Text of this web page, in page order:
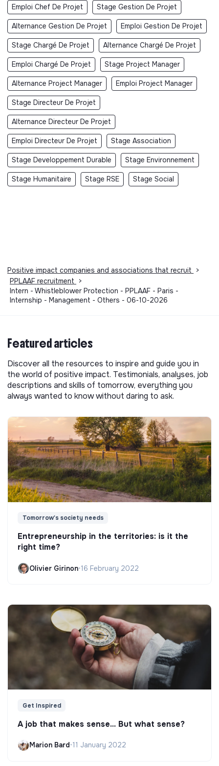
Emploi Chef De Projet Stage Gestion De Projet
Alternance Gestion De Projet Emploi Gestion De Projet
Stage Chargé De Projet Alternance Chargé De Projet
Emploi Chargé De Projet Stage Project Manager
Alternance Project Manager Emploi Project Manager
Stage Directeur De Projet
Alternance Directeur De Projet
Emploi Directeur De Projet Stage Association
Stage Developpement Durable Stage Environnement
Stage Humanitaire Stage RSE Stage Social
Positive impact companies and associations that recruit
>
PPLAAF recruitment
>
Intern - Whistleblower Protection - PPLAAF - Paris -
Internship - Management - Others - 06-10-2026
Featured articles
Discover all the resources to inspire and guide you in
the world of positive impact. Testimonials, analyses, job
descriptions and skills of tomorrow, everything you
always wanted to know without daring to ask.
Tomorrow's society needs
Entrepreneurship in the territories: is it the
right time?
Olivier Girinon•16 February 2022
Get Inspired
A job that makes sense... But what sense?
Marion Bard•11 January 2022